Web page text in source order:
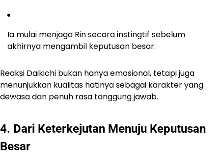
Ia mulai menjaga Rin secara instingtif sebelum
akhirnya mengambil keputusan besar.
Reaksi Daikichi bukan hanya emosional, tetapi juga
menunjukkan kualitas hatinya sebagai karakter yang
dewasa dan penuh rasa tanggung jawab.
4. Dari Keterkejutan Menuju Keputusan
Besar